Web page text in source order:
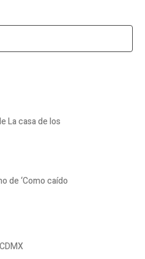
La casa de los
de ‘Como caído